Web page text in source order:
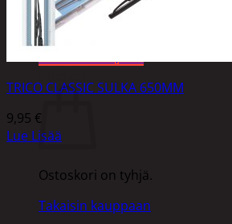
Ostoskori on tyhjä.
Takaisin kauppaan
TRICO CLASSIC SULKA 650MM
9,95 €
Lue Lisää